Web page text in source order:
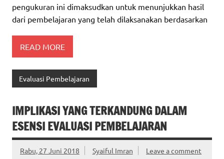
pengukuran ini dimaksudkan untuk menunjukkan hasil
dari pembelajaran yang telah dilaksanakan berdasarkan
READ MORE
Evaluasi Pembelajaran
IMPLIKASI YANG TERKANDUNG DALAM
ESENSI EVALUASI PEMBELAJARAN
Rabu, 27 Juni 2018 Syaiful Imran Leave a comment